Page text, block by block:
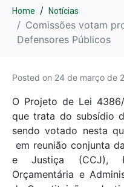
Home Notícias
Comissões votam
Defensores Públicos
Posted on 24 de março de
O Projeto de Lei
que trata do subsídio
sendo votado nesta
em reunião conjunta
e Justiça (CCJ),
Orçamentária e